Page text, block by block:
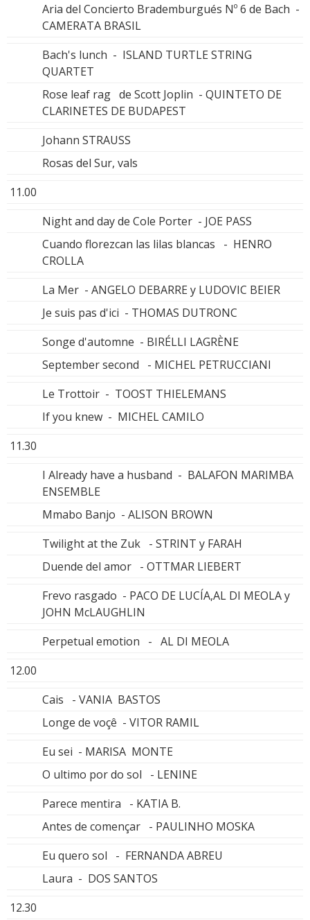
Aria del Concierto Brademburgués Nº 6 de Bach -
CAMERATA BRASIL
Bach's lunch - ISLAND TURTLE STRING
QUARTET
Rose leaf rag de Scott Joplin - QUINTETO DE
CLARINETES DE BUDAPEST
Johann STRAUSS
Rosas del Sur, vals
11.00
Night and day de Cole Porter - JOE PASS
Cuando florezcan las lilas blancas - HENRO
CROLLA
La Mer - ANGELO DEBARRE y LUDOVIC BEIER
Je suis pas d'ici - THOMAS DUTRONC
Songe d'automne - BIRÉLLI LAGRÈNE
September second - MICHEL PETRUCCIANI
Le Trottoir - TOOST THIELEMANS
If you knew - MICHEL CAMILO
11.30
I Already have a husband - BALAFON MARIMBA
ENSEMBLE
Mmabo Banjo - ALISON BROWN
Twilight at the Zuk - STRINT y FARAH
Duende del amor - OTTMAR LIEBERT
Frevo rasgado - PACO DE LUCÍA,AL DI MEOLA y
JOHN McLAUGHLIN
Perpetual emotion - AL DI MEOLA
12.00
Cais - VANIA BASTOS
Longe de voçê - VITOR RAMIL
Eu sei - MARISA MONTE
O ultimo por do sol - LENINE
Parece mentira - KATIA B.
Antes de començar - PAULINHO MOSKA
Eu quero sol - FERNANDA ABREU
Laura - DOS SANTOS
12.30